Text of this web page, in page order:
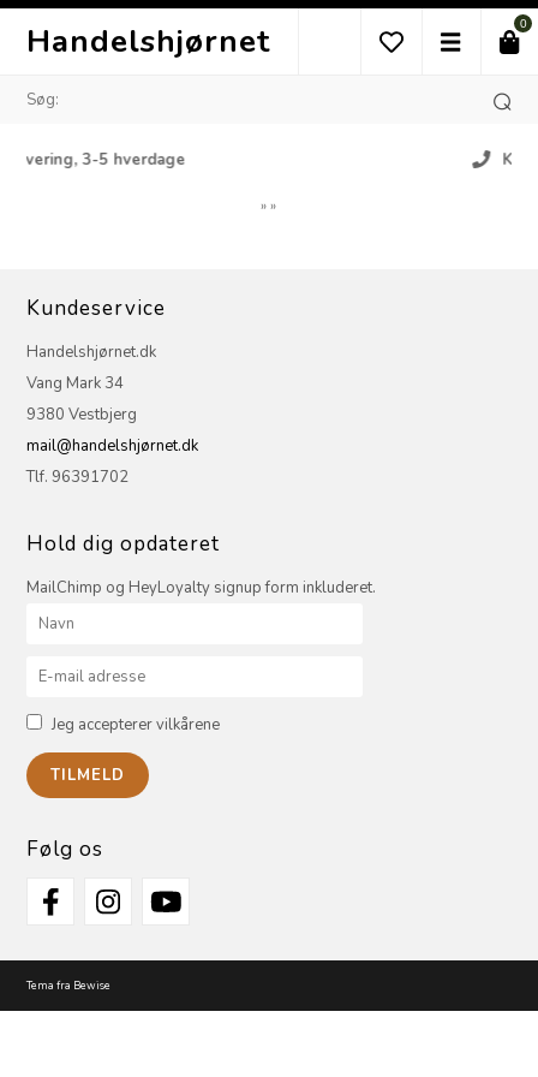
Handelshjørnet 0
5 hverdage Kundeservice
»»
Kundeservice
Handelshjørnet.dk
Vang Mark 34
9380 Vestbjerg
mail@handelshjørnet.dk
Tlf. 96391702
Hold dig opdateret
MailChimp og HeyLoyalty signup form inkluderet.
Jeg accepterer vilkårene
Følg os
Tema fra Bewise